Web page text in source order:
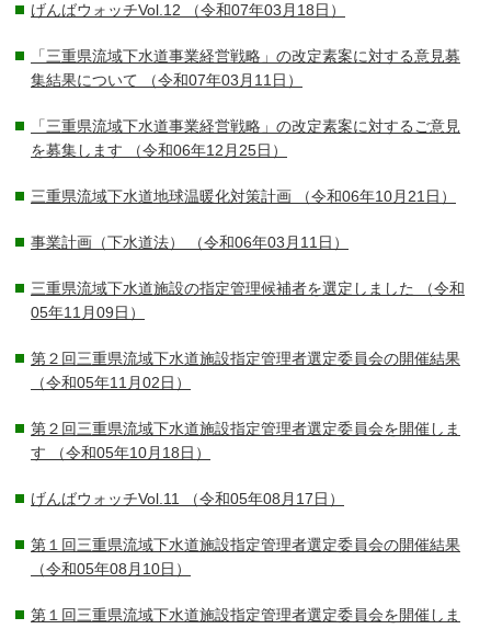
げんばウォッチVol.12 （令和07年03月18日）
「三重県流域下水道事業経営戦略」の改定素案に対する意見募
集結果について （令和07年03月11日）
「三重県流域下水道事業経営戦略」の改定素案に対するご意見
を募集します （令和06年12月25日）
三重県流域下水道地球温暖化対策計画 （令和06年10月21日）
事業計画（下水道法） （令和06年03月11日）
三重県流域下水道施設の指定管理候補者を選定しました
（令和
05年11月09日）
第２回三重県流域下水道施設指定管理者選定委員会の開催結果
（令和05年11月02日）
第２回三重県流域下水道施設指定管理者選定委員会を開催しま
す （令和05年10月18日）
げんばウォッチVol.11 （令和05年08月17日）
第１回三重県流域下水道施設指定管理者選定委員会の開催結果
（令和05年08月10日）
第１回三重県流域下水道施設指定管理者選定委員会を開催しま